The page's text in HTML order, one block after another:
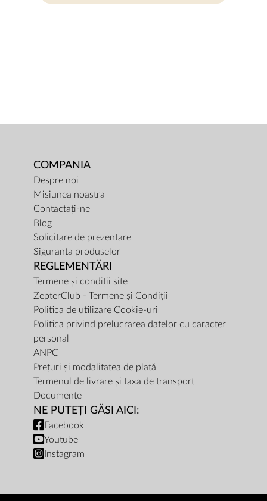
COMPANIA
Despre noi
Misiunea noastra
Contactați-ne
Blog
Solicitare de prezentare
Siguranța produselor
REGLEMENTĂRI
Termene și condiții site
ZepterClub - Termene și Condiții
Politica de utilizare Cookie-uri
Politica privind prelucrarea datelor cu caracter
personal
ANPC
Prețuri și modalitatea de plată
Termenul de livrare și taxa de transport
Documente
NE PUTEȚI GĂSI AICI:
Facebook
Youtube
Instagram